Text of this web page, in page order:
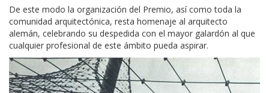
De este modo la organización del Premio, así como toda la
comunidad arquitectónica, resta homenaje al arquitecto
alemán, celebrando su despedida con el mayor galardón al que
cualquier profesional de este ámbito pueda aspirar.